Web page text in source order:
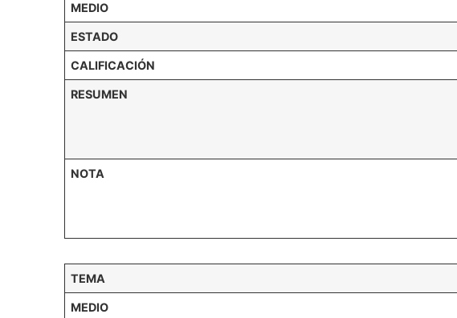
MEDIO
ESTADO
CALIFICACIÓN
RESUMEN
NOTA
TEMA
MEDIO